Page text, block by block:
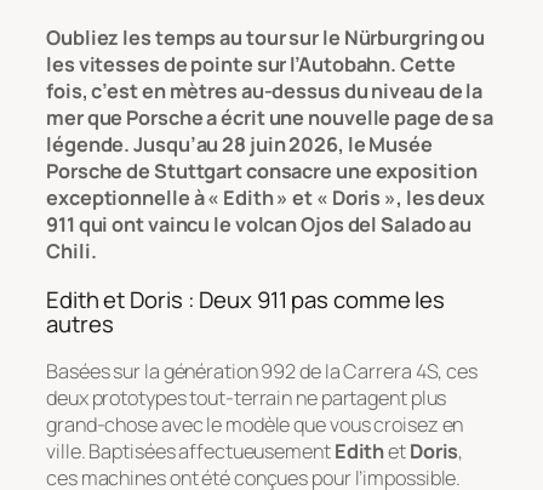
Oubliez les temps au tour sur le Nürburgring ou
les vitesses de pointe sur l’Autobahn. Cette
fois, c’est en mètres au-dessus du niveau de la
mer que Porsche a écrit une nouvelle page de sa
légende. Jusqu’au 28 juin 2026, le Musée
Porsche de Stuttgart consacre une exposition
exceptionnelle à « Edith » et « Doris », les deux
911 qui ont vaincu le volcan Ojos del Salado au
Chili.
Edith et Doris : Deux 911 pas comme les
autres
Basées sur la génération 992 de la Carrera 4S, ces
deux prototypes tout-terrain ne partagent plus
grand-chose avec le modèle que vous croisez en
ville. Baptisées affectueusementEdithetDoris,
ces machines ont été conçues pour l’impossible.